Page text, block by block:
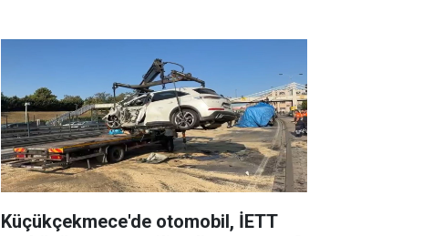
Küçükçekmece'de otomobil, İETT